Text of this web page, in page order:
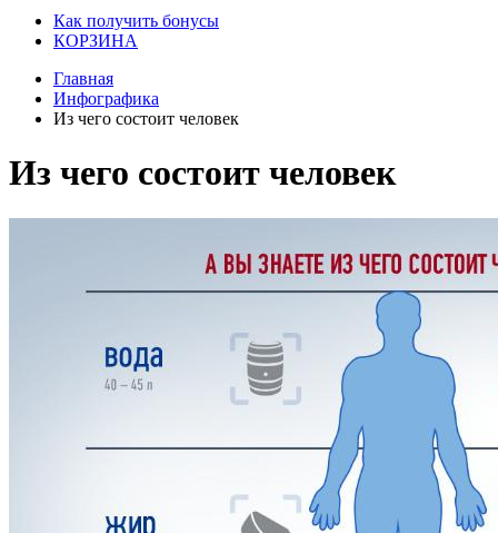
Как получить бонусы
КОРЗИНА
Главная
Инфографика
Из чего состоит человек
Из чего состоит человек